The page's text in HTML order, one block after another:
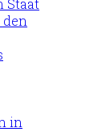
Staat
den
in